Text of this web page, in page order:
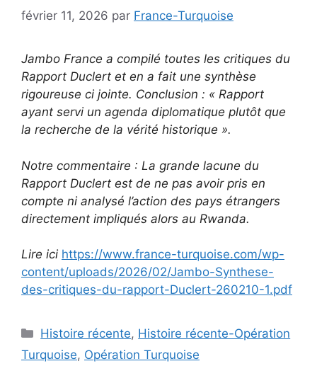
février 11, 2026 par France-Turquoise
Jambo France a compilé toutes les critiques du
Rapport Duclert et en a fait une synthèse
rigoureuse ci jointe. Conclusion : « Rapport
ayant servi un agenda diplomatique plutôt que
la recherche de la vérité historique ».
Notre commentaire : La grande lacune du
Rapport Duclert est de ne pas avoir pris en
compte ni analysé l’action des pays étrangers
directement impliqués alors au Rwanda.
Lire ici https://www.france-turquoise.com/wp-
content/uploads/2026/02/Jambo-Synthese-
des-critiques-du-rapport-Duclert-260210-1.pdf
Catégories
Histoire récente, Histoire récente-Opération
Turquoise, Opération Turquoise